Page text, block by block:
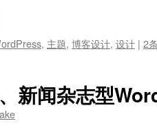
, 主题, 博客设计, 设计 | 2
新闻杂志型